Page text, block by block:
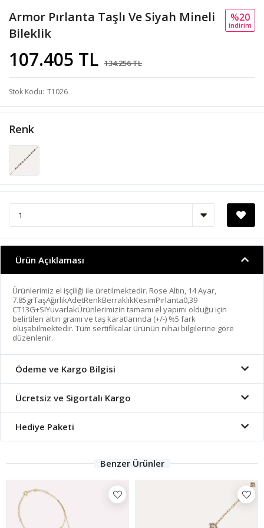
Armor Pırlanta Taşlı Ve Siyah Mineli
Bileklik
107.405 TL 134.256 TL
%20
i̇ndi̇ri̇m
Stok Kodu T1026
Renk
Ürün Açıklaması
Ürünlerimiz el işçiliği ile üretilmektedir. Rose Altın, 14 Ayar,
7.85grTaşAğırlıkAdetRenkBerraklıkKesimPırlanta0,39
CT13G+SIYuvarlakÜrünlerimizin tamamı el yapımı olduğu için
belirtilen altın gramı ve taş karatlarında (+/-) %5 fark
oluşabilmektedir. Tüm sertifikalar ürünün nihai bilgilerine göre
düzenlenir.
Ödeme ve Kargo Bilgisi
Ücretsiz ve Sigortalı Kargo
Hediye Paketi
Benzer Ürünler